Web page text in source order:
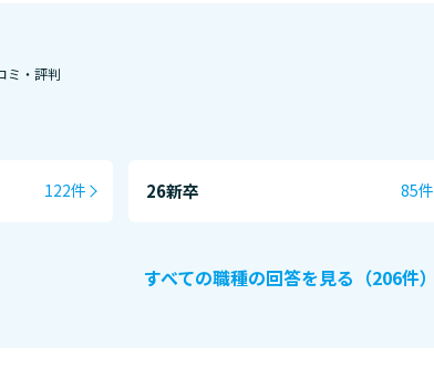
ミ・評判
122件 26新卒 85件
すべての職種の回答を見る（206件）